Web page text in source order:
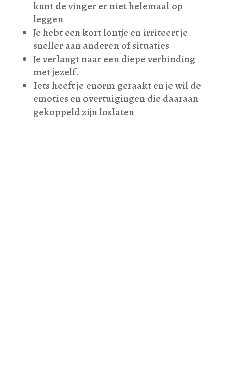
kunt de vinger er niet helemaal op
leggen
Je hebt een kort lontje en irriteert je
sneller aan anderen of situaties
Je verlangt naar een diepe verbinding
met jezelf.
Iets heeft je enorm geraakt en je wil de
emoties en overtuigingen die daaraan
gekoppeld zijn loslaten